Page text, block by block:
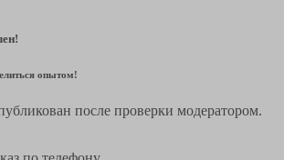
опытом!
после проверки модератором.